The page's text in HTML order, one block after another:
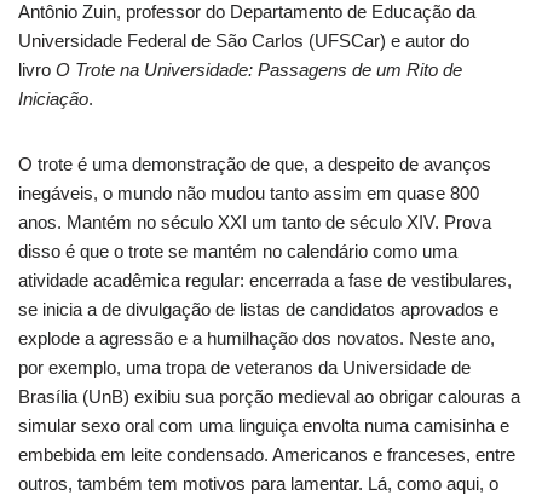
Antônio Zuin, professor do Departamento de Educação da
Universidade Federal de São Carlos (UFSCar) e autor do
livro O Trote na Universidade: Passagens de um Rito de
Iniciação.
O trote é uma demonstração de que, a despeito de avanços
inegáveis, o mundo não mudou tanto assim em quase 800
anos. Mantém no século XXI um tanto de século XIV. Prova
disso é que o trote se mantém no calendário como uma
atividade acadêmica regular: encerrada a fase de vestibulares,
se inicia a de divulgação de listas de candidatos aprovados e
explode a agressão e a humilhação dos novatos. Neste ano,
por exemplo, uma tropa de veteranos da Universidade de
Brasília (UnB) exibiu sua porção medieval ao obrigar calouras a
simular sexo oral com uma linguiça envolta numa camisinha e
embebida em leite condensado. Americanos e franceses, entre
outros, também tem motivos para lamentar. Lá, como aqui, o